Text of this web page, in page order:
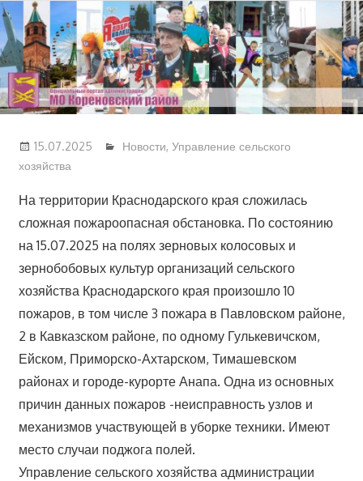
Перейти
к
содержимому
15.07.2025 Новости, Управление сельского
хозяйства
На территории Краснодарского края сложилась
сложная пожароопасная обстановка. По состоянию
на 15.07.2025 на полях зерновых колосовых и
зернобобовых культур организаций сельского
хозяйства Краснодарского края произошло 10
пожаров, в том числе 3 пожара в Павловском районе,
2 в Кавказском районе, по одному Гулькевичском,
Ейском, Приморско-Ахтарском, Тимашевском
районах и городе-курорте Анапа. Одна из основных
причин данных пожаров -неисправность узлов и
механизмов участвующей в уборке техники. Имеют
место случаи поджога полей.
Управление сельского хозяйства администрации